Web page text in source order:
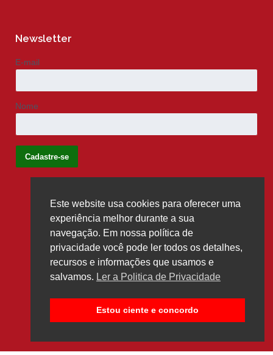
Newsletter
E-mail
Nome
Siga-nos
Este website usa cookies para oferecer uma
experiência melhor durante a sua
navegação. Em nossa política de
privacidade você pode ler todos os detalhes,
recursos e informações que usamos e
salvamos. Ler a Politica de Privacidade
Estou ciente e concordo